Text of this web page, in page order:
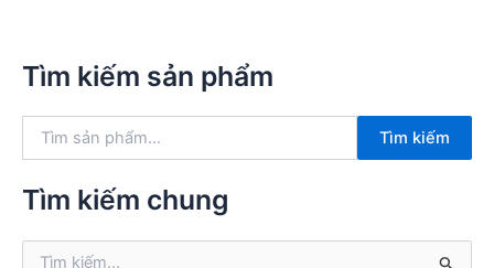
Tìm kiếm sản phẩm
k
Tìm kiếm
Tìm kiếm chung